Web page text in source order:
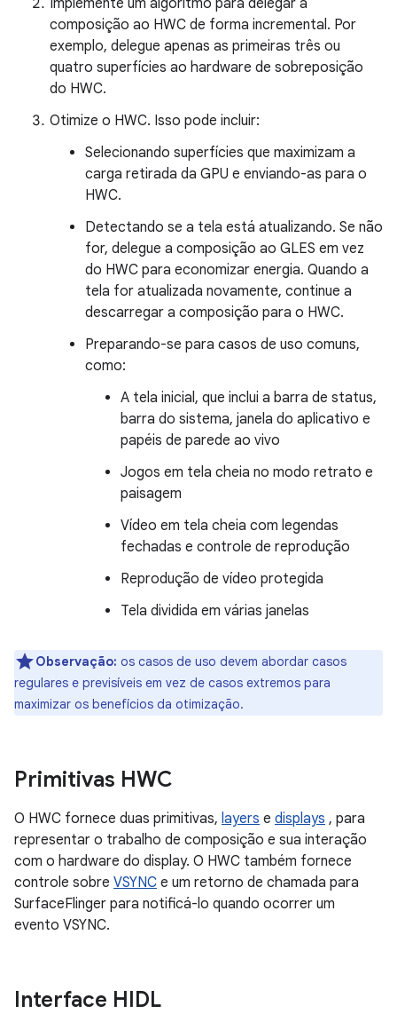
Implemente um algoritmo para delegar a
composição ao HWC de forma incremental. Por
exemplo, delegue apenas as primeiras três ou
quatro superfícies ao hardware de sobreposição
do HWC.
Otimize o HWC. Isso pode incluir:
Selecionando superfícies que maximizam a
carga retirada da GPU e enviando-as para o
HWC.
Detectando se a tela está atualizando. Se não
for, delegue a composição ao GLES em vez
do HWC para economizar energia. Quando a
tela for atualizada novamente, continue a
descarregar a composição para o HWC.
Preparando-se para casos de uso comuns,
como:
A tela inicial, que inclui a barra de status,
barra do sistema, janela do aplicativo e
papéis de parede ao vivo
Jogos em tela cheia no modo retrato e
paisagem
Vídeo em tela cheia com legendas
fechadas e controle de reprodução
Reprodução de vídeo protegida
Tela dividida em várias janelas
Observação: os casos de uso devem abordar casos
regulares e previsíveis em vez de casos extremos para
maximizar os benefícios da otimização.
Primitivas HWC
O HWC fornece duas primitivas, layers e displays , para
representar o trabalho de composição e sua interação
com o hardware do display. O HWC também fornece
controle sobre VSYNC e um retorno de chamada para
SurfaceFlinger para notificá-lo quando ocorrer um
evento VSYNC.
Interface HIDL